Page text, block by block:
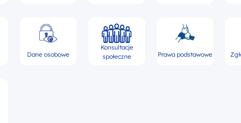
Dane osobowe
Konsultacje
społeczne
Prawa podstawowe